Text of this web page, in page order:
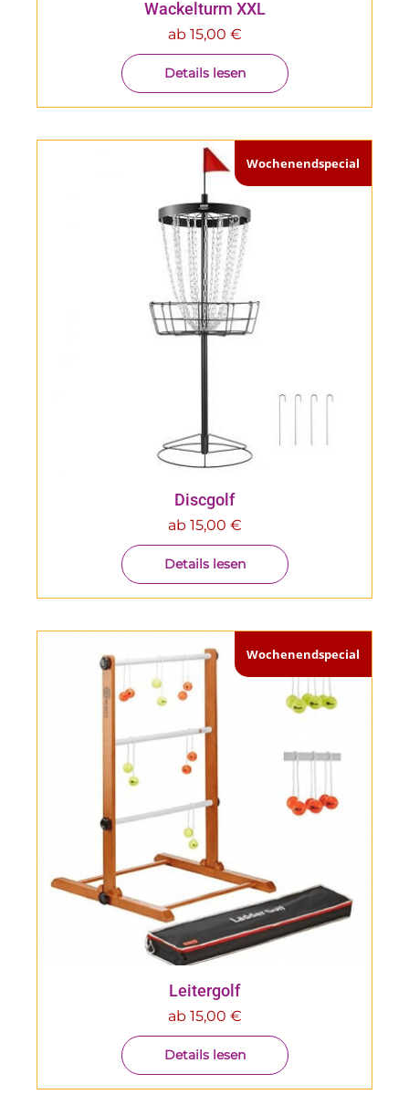
Wackelturm XXL
ab 15,00 €
Details lesen
Wochenendspecial
Discgolf
ab 15,00 €
Details lesen
Wochenendspecial
Leitergolf
ab 15,00 €
Details lesen